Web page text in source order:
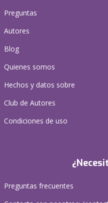
Preguntas
Autores
Blog
Quienes somos
Hechos y datos sobre
Club de Autores
Condiciones de uso
Preguntas frecuentes